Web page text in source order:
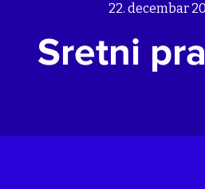
22. decembar
Sretni